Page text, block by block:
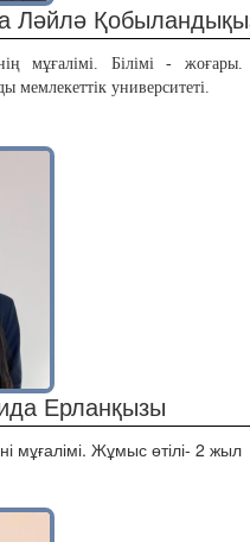
Ләйлә
мұғалімі. Білімі - жоғары.
мемлекеттік университеті.
Ерланқызы
мұғалімі. Жұмыс өтілі- 2 жыл